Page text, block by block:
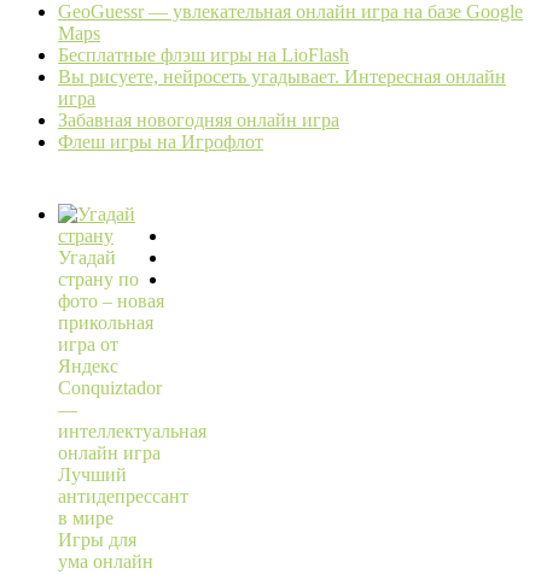
GeoGuessr — увлекательная онлайн игра на базе Google
Maps
Бесплатные флэш игры на LioFlash
Вы рисуете, нейросеть угадывает. Интересная онлайн
игра
Забавная новогодняя онлайн игра
Флеш игры на Игрофлот
Угадай
страну по
фото – новая
прикольная
игра от
Яндекс
Conquiztador
—
интеллектуальная
онлайн игра
Лучший
антидепрессант
в мире
Игры для
ума онлайн